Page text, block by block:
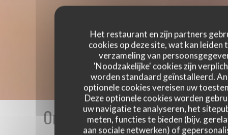
Het restaurant en zijn partners
cookies op deze site, wat kan leiden
verzameling van
'Noodzakelijke' cookies zijn
worden standaard geïnstalleerd.
optionele cookies vereisen uw
Deze optionele cookies worden
uw navigatie te analyseren, het
meten, functies te bieden (bijv.
aan sociale netwerken) of
Onze gastbeoordelingen